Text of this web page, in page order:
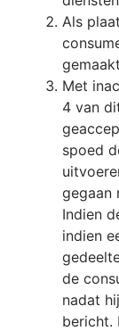
Als
Met
4 van
spoed
gegaan
Indien
indien
de
nadat
bericht.